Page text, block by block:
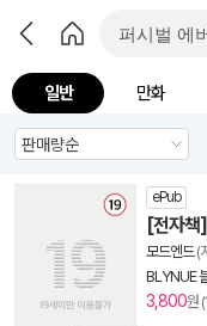
일반 만화
ePub
[전자책
모드엔드(
BLYNUE
3,800원